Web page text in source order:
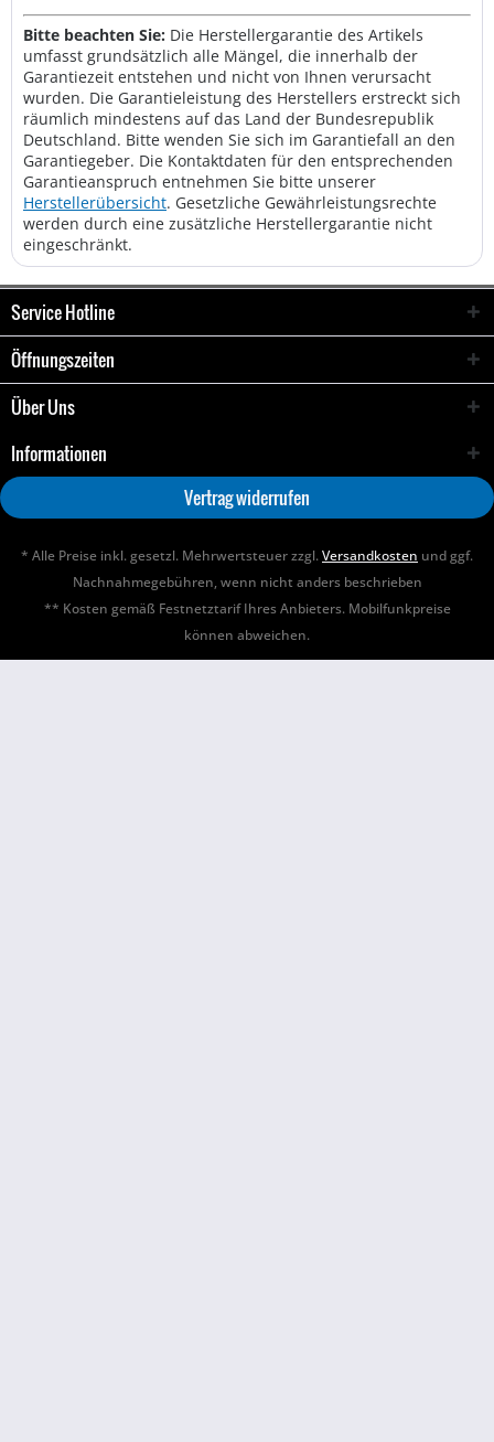
Bitte beachten Sie: Die Herstellergarantie des Artikels
umfasst grundsätzlich alle Mängel, die innerhalb der
Garantiezeit entstehen und nicht von Ihnen verursacht
wurden. Die Garantieleistung des Herstellers erstreckt sich
räumlich mindestens auf das Land der Bundesrepublik
Deutschland. Bitte wenden Sie sich im Garantiefall an den
Garantiegeber. Die Kontaktdaten für den entsprechenden
Garantieanspruch entnehmen Sie bitte unserer
Herstellerübersicht. Gesetzliche Gewährleistungsrechte
werden durch eine zusätzliche Herstellergarantie nicht
eingeschränkt.
Service Hotline
Öffnungszeiten
Über Uns
Informationen
Vertrag widerrufen
* Alle Preise inkl. gesetzl. Mehrwertsteuer zzgl.Versandkosten und ggf.
Nachnahmegebühren, wenn nicht anders beschrieben
** Kosten gemäß Festnetztarif Ihres Anbieters. Mobilfunkpreise
können abweichen.